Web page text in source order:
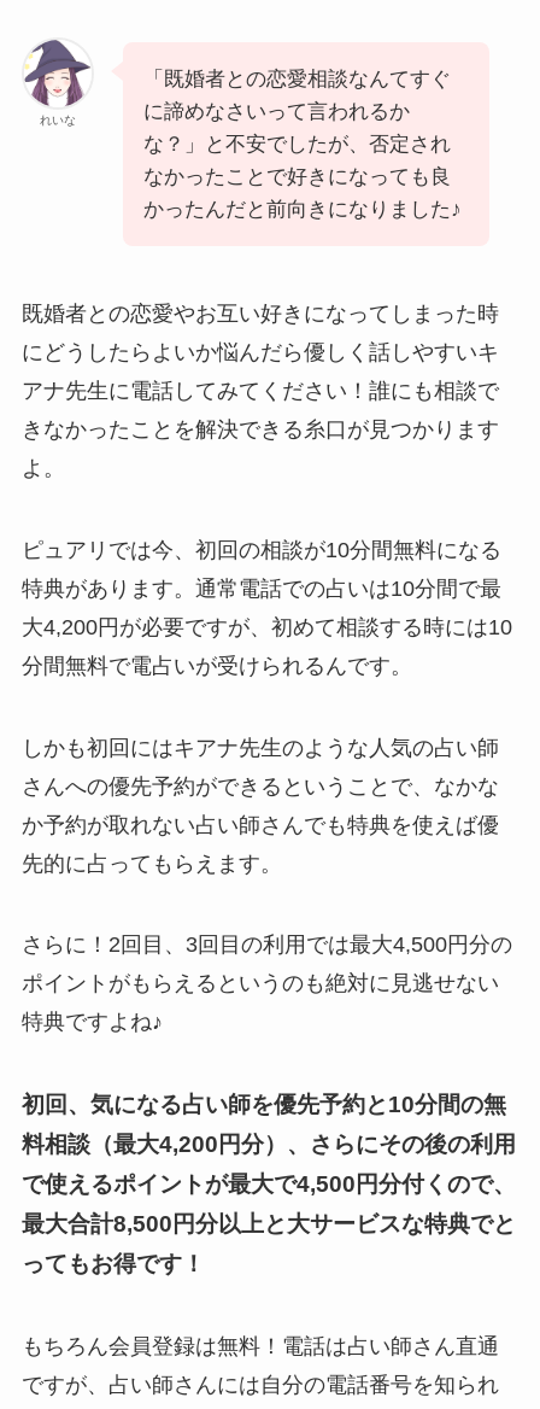
れいな
「既婚者との恋愛相談なんてすぐ
に諦めなさいって言われるか
な？」と不安でしたが、否定され
なかったことで好きになっても良
かったんだと前向きになりました♪
既婚者との恋愛やお互い好きになってしまった時
にどうしたらよいか悩んだら優しく話しやすいキ
アナ先生に電話してみてください！誰にも相談で
きなかったことを解決できる糸口が見つかります
よ。
ピュアリでは今、初回の相談が10分間無料になる
特典があります。通常電話での占いは10分間で最
大4,200円が必要ですが、初めて相談する時には10
分間無料で電占いが受けられるんです。
しかも初回にはキアナ先生のような人気の占い師
さんへの優先予約ができるということで、なかな
か予約が取れない占い師さんでも特典を使えば優
先的に占ってもらえます。
さらに！2回目、3回目の利用では最大4,500円分の
ポイントがもらえるというのも絶対に見逃せない
特典ですよね♪
初回、気になる占い師を優先予約と10分間の無
料相談（最大4,200円分）、さらにその後の利用
で使えるポイントが最大で4,500円分付くので、
最大合計8,500円分以上と大サービスな特典でと
ってもお得です！
もちろん会員登録は無料！電話は占い師さん直通
ですが、占い師さんには自分の電話番号を知られ